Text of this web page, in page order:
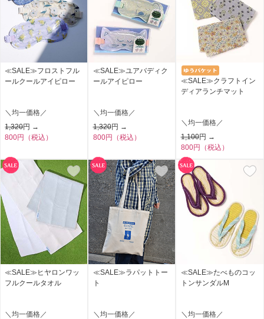
≪SALE≫フロストフル
ールクールアイピロー
＼均一価格／
1,320円 →
800円（税込）
≪SALE≫ユアバディク
ールアイピロー
＼均一価格／
1,320円 →
800円（税込）
≪SALE≫クラフトイン
ディアランチマット
＼均一価格／
1,100円 →
800円（税込）
≪SALE≫ヒヤロンワッ
フルクールタオル
＼均一価格／
≪SALE≫ラパットトー
ト
＼均一価格／
≪SALE≫たべものコッ
トンサンダルM
＼均一価格／